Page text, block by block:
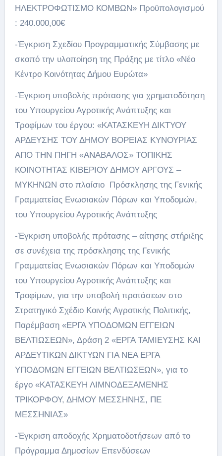
ΗΛΕΚΤΡΟΦΩΤΙΣΜΟ ΚΟΜΒΩΝ» Προϋπολογισμού
: 240.000,00€
-Έγκριση Σχεδίου Προγραμματικής Σύμβασης με
σκοπό την υλοποίηση της Πράξης με τίτλο «Νέο
Κέντρο Κοινότητας Δήμου Ευρώτα»
-Έγκριση υποβολής πρότασης για χρηματοδότηση
του Υπουργείου Αγροτικής Ανάπτυξης και
Τροφίμων του έργου: «ΚΑΤΑΣΚΕΥΗ ΔΙΚΤΥΟΥ
ΑΡΔΕΥΣΗΣ ΤΟΥ ΔΗΜΟΥ ΒΟΡΕΙΑΣ ΚΥΝΟΥΡΙΑΣ
ΑΠΟ ΤΗΝ ΠΗΓΗ «ΑΝΑΒΑΛΟΣ» ΤΟΠΙΚΗΣ
ΚΟΙΝΟΤΗΤΑΣ ΚΙΒΕΡΙΟΥ ΔΗΜΟΥ ΑΡΓΟΥΣ –
ΜΥΚΗΝΩΝ στο πλαίσιο Πρόσκλησης της Γενικής
Γραμματείας Ενωσιακών Πόρων και Υποδομών,
του Υπουργείου Αγροτικής Ανάπτυξης
-Έγκριση υποβολής πρότασης – αίτησης στήριξης
σε συνέχεια της πρόσκλησης της Γενικής
Γραμματείας Ενωσιακών Πόρων και Υποδομών
του Υπουργείου Αγροτικής Ανάπτυξης και
Τροφίμων, για την υποβολή προτάσεων στο
Στρατηγικό Σχέδιο Κοινής Αγροτικής Πολιτικής,
Παρέμβαση «ΕΡΓΑ ΥΠΟΔΟΜΩΝ ΕΓΓΕΙΩΝ
ΒΕΛΤΙΩΣΕΩΝ», Δράση 2 «ΕΡΓΑ ΤΑΜΙΕΥΣΗΣ ΚΑΙ
ΑΡΔΕΥΤΙΚΩΝ ΔΙΚΤΥΩΝ ΓΙΑ ΝΕΑ ΕΡΓΑ
ΥΠΟΔΟΜΩΝ ΕΓΓΕΙΩΝ ΒΕΛΤΙΩΣΕΩΝ», για το
έργο «ΚΑΤΑΣΚΕΥΗ ΛΙΜΝΟΔΕΞΑΜΕΝΗΣ
ΤΡΙΚΟΡΦΟΥ, ΔΗΜΟΥ ΜΕΣΣΗΝΗΣ, ΠΕ
ΜΕΣΣΗΝΙΑΣ»
-Έγκριση αποδοχής Χρηματοδοτήσεων από το
Πρόγραμμα Δημοσίων Επενδύσεων